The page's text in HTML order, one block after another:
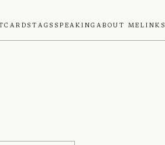
Tags SpeakingAbout MeLinks